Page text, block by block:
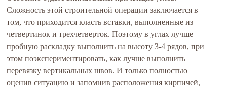
Сложность этой строительной операции заключается в
том, что приходится класть вставки, выполненные из
четвертинок и трехчетверток. Поэтому в углах лучше
пробную раскладку выполнить на высоту 3-4 рядов, при
этом поэкспериментировать, как лучше выполнить
перевязку вертикальных швов. И только полностью
оценив ситуацию и запомнив расположения кирпичей,